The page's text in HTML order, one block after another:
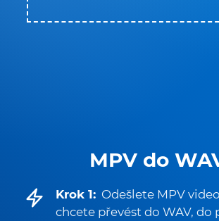
MPV do
Krok 1: Odešlete MPV
chcete převést do WAV, do